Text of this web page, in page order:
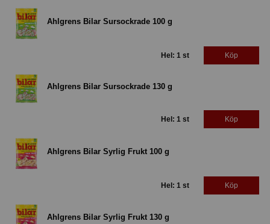
Ahlgrens Bilar Sursockrade 100 g
Hel: 1 st Köp
Ahlgrens Bilar Sursockrade 130 g
Hel: 1 st Köp
Ahlgrens Bilar Syrlig Frukt 100 g
Hel: 1 st Köp
Ahlgrens Bilar Syrlig Frukt 130 g